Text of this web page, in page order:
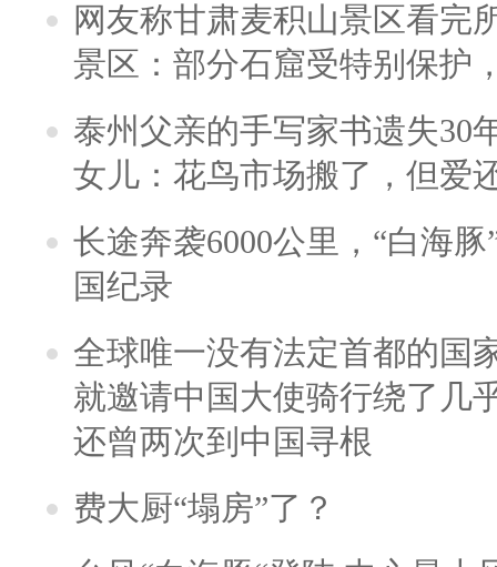
网友称甘肃麦积山景区看完
景区：部分石窟受特别保护
泰州父亲的手写家书遗失30
女儿：花鸟市场搬了，但爱
长途奔袭6000公里，“白海
国纪录
全球唯一没有法定首都的国
就邀请中国大使骑行绕了几
还曾两次到中国寻根
费大厨“塌房”了？